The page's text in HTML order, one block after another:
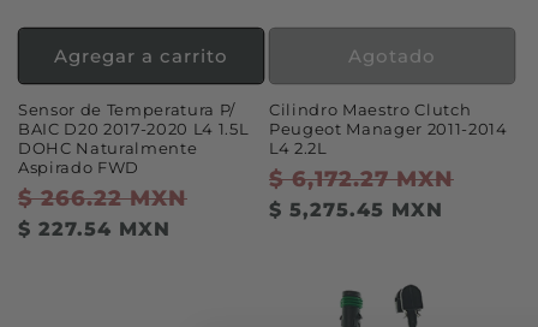
Sensor de Temperatura P/
BAIC D20 2017-2020 L4 1.5L
DOHC Naturalmente
Aspirado FWD
Precio
habitual
$ 266.22 MXN
$ 227.54 MXN
Agregar a carrito
Cilindro Maestro Clutch
Peugeot Manager 2011-2014
L4 2.2L
Precio
habitual
$ 6,172.27 MXN
$ 5,275.45 MXN
Agotado